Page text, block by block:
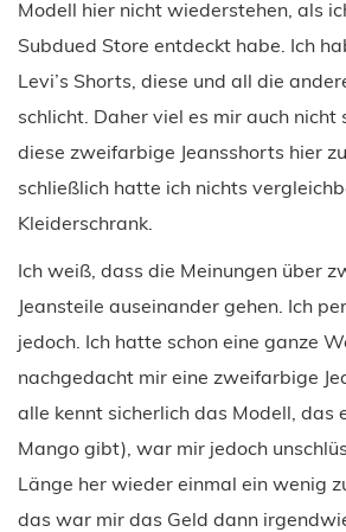
Modell hier nicht wiederstehen, als
Subdued Store entdeckt habe. Ich
Levi’s Shorts, diese und all die
schlicht. Daher viel es mir auch nicht
diese zweifarbige Jeansshorts hier
schließlich hatte ich nichts
Kleiderschrank.
Ich weiß, dass die Meinungen über
Jeansteile auseinander gehen. Ich
jedoch. Ich hatte schon eine ganze
nachgedacht mir eine zweifarbige
alle kennt sicherlich das Modell, das
Mango gibt), war mir jedoch
Länge her wieder einmal ein wenig
das war mir das Geld dann